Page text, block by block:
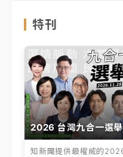
特刊
2026 台灣九合一選舉
知新聞提供最權威的